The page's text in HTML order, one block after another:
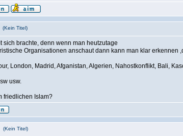
Titel)
sich brachte, denn wenn man heutzutage
Organisationen anschaut dann kann man klar erkennen
London, Madrid, Afganistan, Algerien, Nahostkonflikt, Bali,
usw.
friedlichen Islam?
Titel)